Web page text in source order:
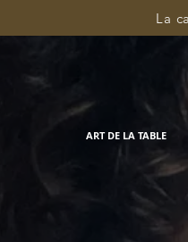
ART DE LA TABLE
La